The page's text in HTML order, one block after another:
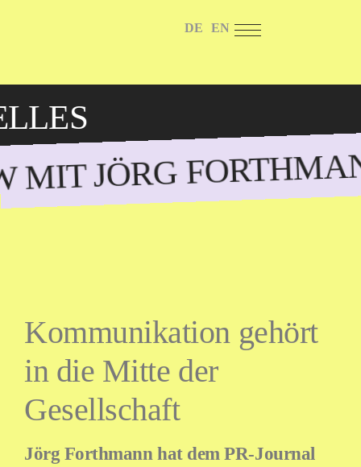
DE EN
MIT JÖRG
Kommunikation gehört
in die Mitte der
Gesellschaft
Jörg Forthmann hat dem PR-Journal